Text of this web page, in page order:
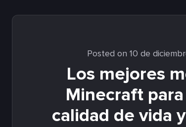
Posted on 10 de
Los mejores
Minecraft
calidad de vida